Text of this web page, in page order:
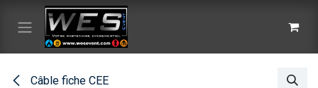
Se rendre au contenu
Câble fiche CEE